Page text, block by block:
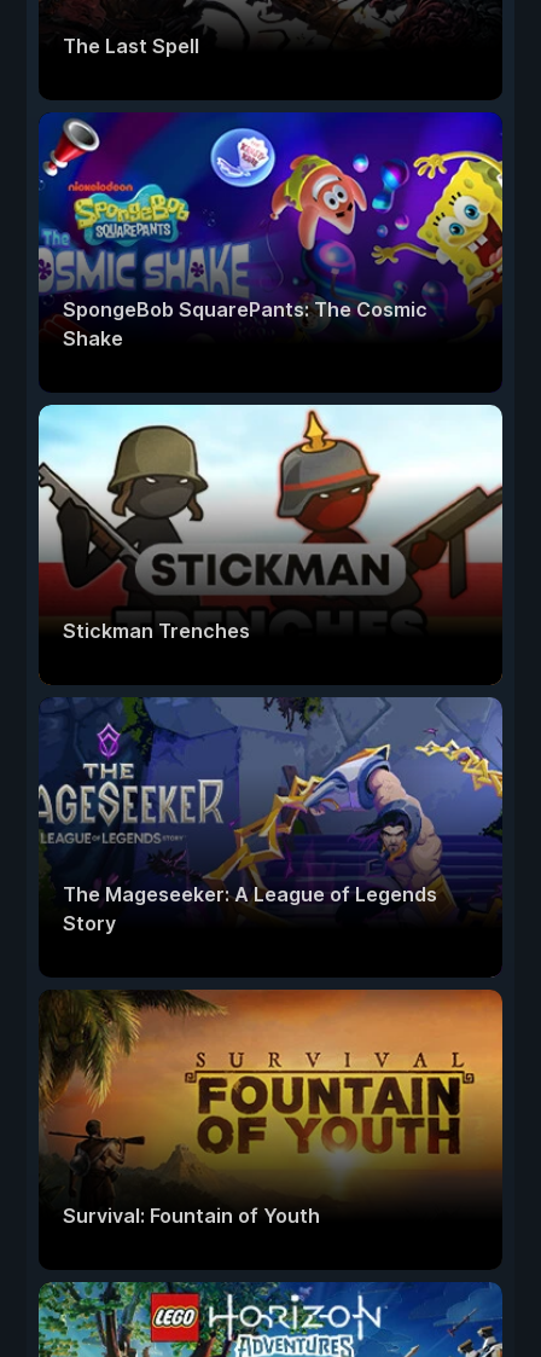
The Last Spell
SpongeBob SquarePants: The Cosmic
Shake
Stickman Trenches
The Mageseeker: A League of Legends
Story
Survival: Fountain of Youth